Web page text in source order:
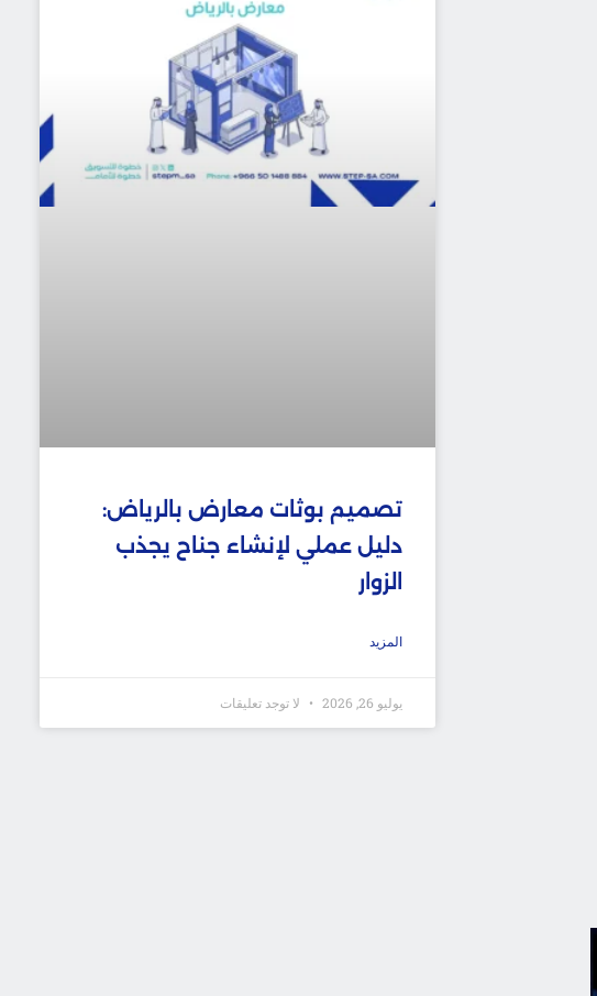
تصميم بوثات معارض بالرياض:
دليل عملي لإنشاء جناح يجذب
الزوار
المزيد
يوليو 26, 2026 لا توجد تعليقات